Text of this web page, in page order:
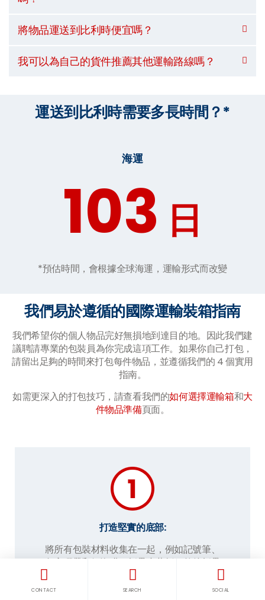
將物品運送到比利時便宜嗎？
我可以為自己的貨件推薦其他運輸路線嗎？
運送到比利時需要多長時間？*
海運
103 日
*預估時間，會根據全球海運，運輸形式而改變
我們易於遵循的國際運輸裝箱指南
我們希望你的個人物品完好無損地到達目的地。因此我們建
議聘請專業的包裝員為你完成這項工作。如果你自己打包，
請留出足夠的時間來打包每件物品，並遵循我們的 4 個實用
指南。
如需更深入的打包技巧，請查看我們的如何選擇運輸箱和大
件物品準備頁面。
打造堅實的底部:
將所有包裝材料收集在一起，例如記號筆、
包裹膠帶和氣泡膜。折疊小蓋板，然後折疊
緊密封，以固定盒子底部。避免使用透明膠
CONTACT SEARCH SOCIAL